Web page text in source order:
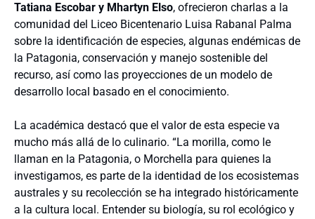
Tatiana Escobar y Mhartyn Elso, ofrecieron charlas a la
comunidad del Liceo Bicentenario Luisa Rabanal Palma
sobre la identificación de especies, algunas endémicas de
la Patagonia, conservación y manejo sostenible del
recurso, así como las proyecciones de un modelo de
desarrollo local basado en el conocimiento.
La académica destacó que el valor de esta especie va
mucho más allá de lo culinario. “La morilla, como le
llaman en la Patagonia, o Morchella para quienes la
investigamos, es parte de la identidad de los ecosistemas
australes y su recolección se ha integrado históricamente
a la cultura local. Entender su biología, su rol ecológico y